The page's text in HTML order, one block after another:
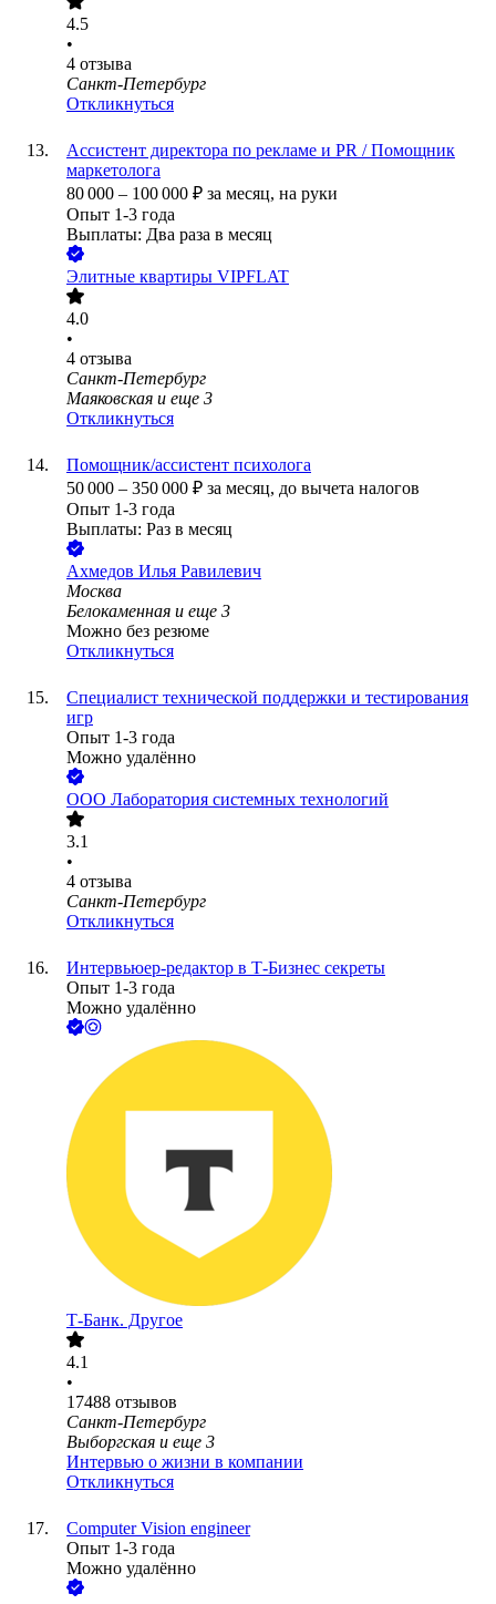
4.5
•
4 отзыва
Санкт-Петербург
Откликнуться
Ассистент директора по рекламе и PR / Помощник
маркетолога
80 000 – 100 000 ₽ за месяц, на руки
Опыт 1-3 года
Выплаты: Два раза в месяц
Элитные квартиры VIPFLAT
4.0
•
4 отзыва
Санкт-Петербург
Маяковская и еще 3
Откликнуться
Помощник/ассистент психолога
50 000 – 350 000 ₽ за месяц, до вычета налогов
Опыт 1-3 года
Выплаты: Раз в месяц
Ахмедов Илья Равилевич
Москва
Белокаменная и еще 3
Можно без резюме
Откликнуться
Специалист технической поддержки и тестирования
игр
Опыт 1-3 года
Можно удалённо
ООО Лаборатория системных технологий
3.1
•
4 отзыва
Санкт-Петербург
Откликнуться
Интервьюер-редактор в Т-Бизнес секреты
Опыт 1-3 года
Можно удалённо
Т-Банк. Другое
4.1
•
17488 отзывов
Санкт-Петербург
Выборгская и еще 3
Интервью о жизни в компании
Откликнуться
Computer Vision engineer
Опыт 1-3 года
Можно удалённо